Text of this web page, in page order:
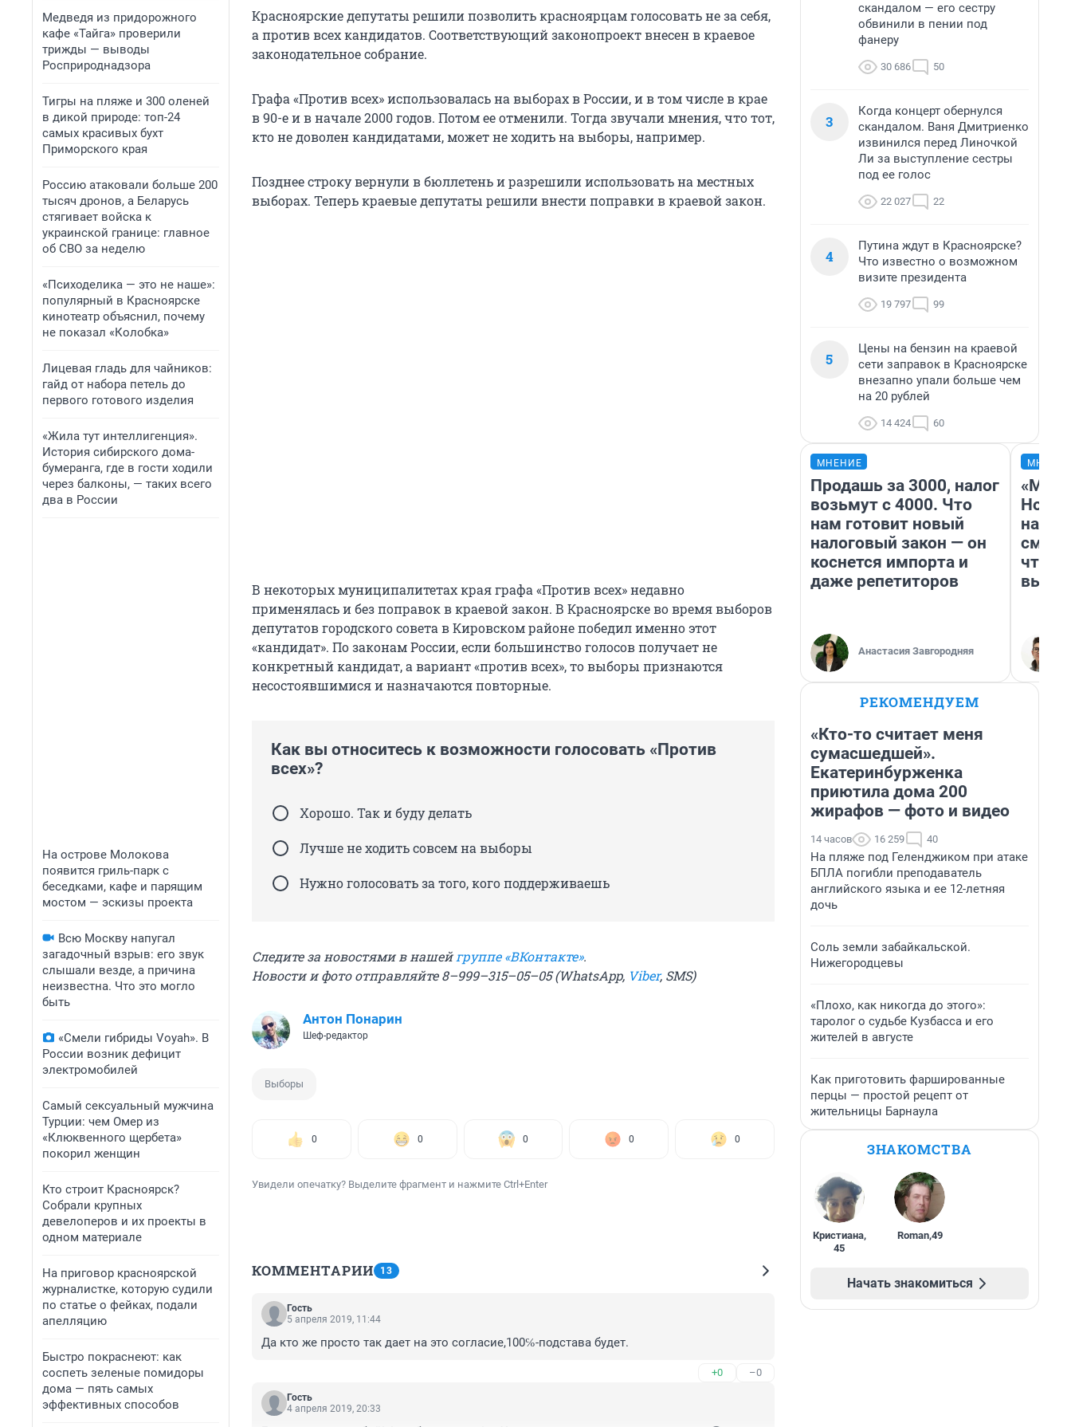
Медведя из придорожного
кафе «Тайга» проверили
трижды — выводы
Росприроднадзора
Тигры на пляже и 300 оленей
в дикой природе: топ-24
самых красивых бухт
Приморского края
Россию атаковали больше 200
тысяч дронов, а Беларусь
стягивает войска к
украинской границе: главное
об СВО за неделю
«Психоделика — это не наше»:
популярный в Красноярске
кинотеатр объяснил, почему
не показал «Колобка»
Лицевая гладь для чайников:
гайд от набора петель до
первого готового изделия
«Жила тут интеллигенция».
История сибирского дома-
бумеранга, где в гости ходили
через балконы, — таких всего
два в России
На острове Молокова
появится гриль-парк с
беседками, кафе и парящим
мостом — эскизы проекта
Всю Москву напугал
загадочный взрыв: его звук
слышали везде, а причина
неизвестна. Что это могло
быть
«Смели гибриды Voyah». В
России возник дефицит
электромобилей
Самый сексуальный мужчина
Турции: чем Омер из
«Клюквенного щербета»
покорил женщин
Кто строит Красноярск?
Собрали крупных
девелоперов и их проекты в
одном материале
На приговор красноярской
журналистке, которую судили
по статье о фейках, подали
апелляцию
Быстро покраснеют: как
соспеть зеленые помидоры
дома — пять самых
эффективных способов
Красноярские депутаты решили позволить красноярцам голосовать не за себя,
а против всех кандидатов. Соответствующий законопроект внесен в краевое
законодательное собрание.
Графа «Против всех» использовалась на выборах в России, и в том числе в крае
в 90-е и в начале 2000 годов. Потом ее отменили. Тогда звучали мнения, что тот,
кто не доволен кандидатами, может не ходить на выборы, например.
Позднее строку вернули в бюллетень и разрешили использовать на местных
выборах. Теперь краевые депутаты решили внести поправки в краевой закон.
В некоторых муниципалитетах края графа «Против всех» недавно
применялась и без поправок в краевой закон. В Красноярске во время выборов
депутатов городского совета в Кировском районе победил именно этот
«кандидат». По законам России, если большинство голосов получает не
конкретный кандидат, а вариант «против всех», то выборы признаются
несостоявшимися и назначаются повторные.
Как вы относитесь к возможности голосовать «Против
всех»?
Хорошо. Так и буду делать
Лучше не ходить совсем на выборы
Нужно голосовать за того, кого поддерживаешь
Следите за новостями в нашей группе «ВКонтакте».
Новости и фото отправляйте 8–999–315–05–05 (WhatsApp, Viber, SMS)
Антон Понарин
Шеф-редактор
Выборы
0 0 0 0 0
Увидели опечатку? Выделите фрагмент и нажмите Ctrl+Enter
КОММЕНТАРИИ 13
Гость
5 апреля 2019, 11:44
Да кто же просто так дает на это согласие,100℅-подстава будет.
+0 –0
Гость
4 апреля 2019, 20:33
скандалом — его сестру
обвинили в пении под
фанеру
30 686 50
3
Когда концерт обернулся
скандалом. Ваня Дмитриенко
извинился перед Линочкой
Ли за выступление сестры
под ее голос
22 027 22
4
Путина ждут в Красноярске?
Что известно о возможном
визите президента
19 797 99
5
Цены на бензин на краевой
сети заправок в Красноярске
внезапно упали больше чем
на 20 рублей
14 424 60
МНЕНИЕ
Продашь за 3000, налог
возьмут с 4000. Что
нам готовит новый
налоговый закон — он
коснется импорта и
даже репетиторов
Анастасия Завгородняя
«Мы
РЕКОМЕНДУЕМ
«Кто-то считает меня
сумасшедшей».
Екатеринбурженка
приютила дома 200
жирафов — фото и видео
14 часов 16 259 40
На пляже под Геленджиком при атаке
БПЛА погибли преподаватель
английского языка и ее 12-летняя
дочь
Соль земли забайкальской.
Нижегородцевы
«Плохо, как никогда до этого»:
таролог о судьбе Кузбасса и его
жителей в августе
Как приготовить фаршированные
перцы — простой рецепт от
жительницы Барнаула
ЗНАКОМСТВА
Кристиана,
45
Roman,49
Начать знакомиться